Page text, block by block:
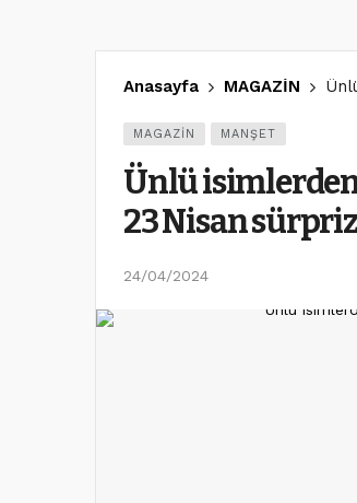
Anasayfa MAGAZİN
MAGAZİN MANŞET
Ünlü isimlerden
23 Nisan
24/04/2024